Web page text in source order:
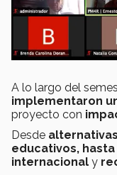
A lo largo del
implementaron
proyecto con
Desde
educativos,
internacional y